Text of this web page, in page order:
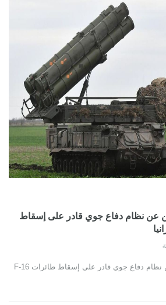
عن نظام دفاع جوي قادر على إسقاط
مركز أبحاث روسي يعلن عن نظام دفاع جوي قادر على إسقاط طائرات F-16